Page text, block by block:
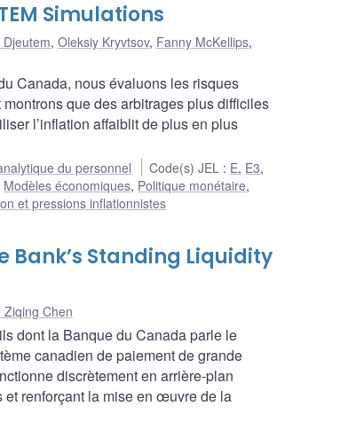
Simulations
, Oleksiy Kryvtsov, Fanny McKellips,
Canada, nous évaluons les risques
montrons que des arbitrages plus difficiles
l’inflation affaiblit de plus en plus
du personnel Code(s) JEL : E, E3,
Modèles économiques, Politique monétaire,
et pressions inflationnistes
Bank’s Standing Liquidity
Ziqing Chen
dont la Banque du Canada parle le
canadien de paiement de grande
discrètement en arrière-plan
renforçant la mise en œuvre de la